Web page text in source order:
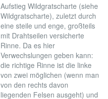
Aufstieg Wildgratscharte (siehe
Wildgratscharte), zuletzt durch
eine steile und enge, großteils
mit Drahtseilen versicherte
Rinne. Da es hier
Verwechslungen geben kann:
die richtige Rinne ist die linke
von zwei möglichen (wenn man
von den rechts davon
liegenden Felsen ausgeht) und